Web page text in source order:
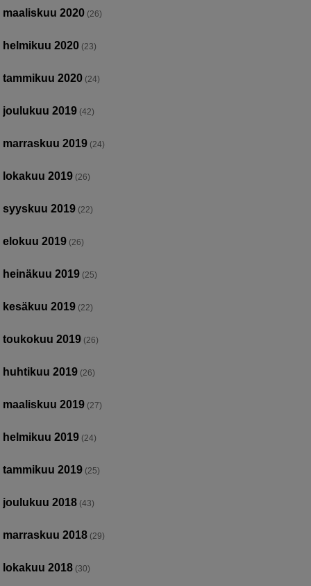
maaliskuu 2020 (26)
helmikuu 2020 (23)
tammikuu 2020 (24)
joulukuu 2019 (42)
marraskuu 2019 (24)
lokakuu 2019 (26)
syyskuu 2019 (22)
elokuu 2019 (26)
heinäkuu 2019 (25)
kesäkuu 2019 (22)
toukokuu 2019 (26)
huhtikuu 2019 (26)
maaliskuu 2019 (27)
helmikuu 2019 (24)
tammikuu 2019 (25)
joulukuu 2018 (43)
marraskuu 2018 (29)
lokakuu 2018 (30)